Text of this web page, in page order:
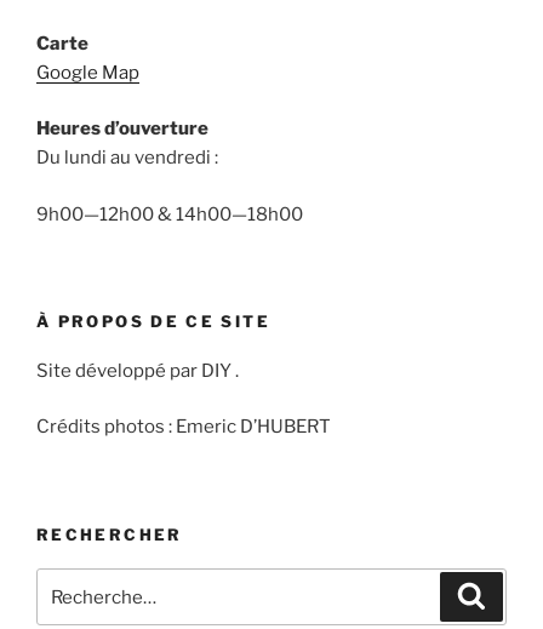
Carte
Google Map
Heures d’ouverture
Du lundi au vendredi :
9h00—12h00 & 14h00—18h00
À PROPOS DE CE SITE
Site développé par DIY .
Crédits photos : Emeric D’HUBERT
RECHERCHER
pour